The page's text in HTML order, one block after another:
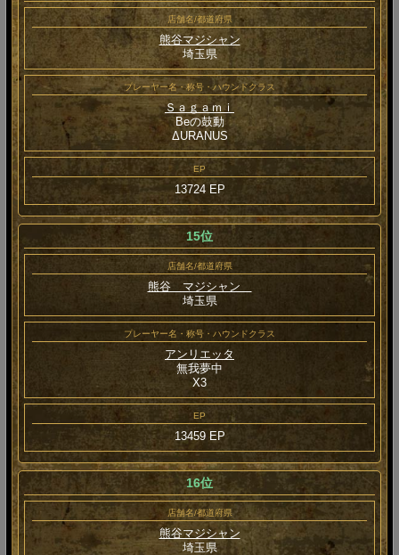
店舗名/都道府県
熊谷マジシャン
埼玉県
プレーヤー名・称号・ハウンドクラス
Ｓａｇａｍｉ
Beの鼓動
ΔURANUS
EP
13724 EP
15位
店舗名/都道府県
熊谷 マジシャン
埼玉県
プレーヤー名・称号・ハウンドクラス
アンリエッタ
無我夢中
Χ3
EP
13459 EP
16位
店舗名/都道府県
熊谷マジシャン
埼玉県